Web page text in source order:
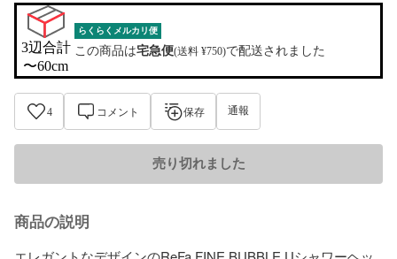
3辺合計
〜60cm
らくらくメルカリ便
この商品は宅急便(送料 ¥750)で配送されました
4 コメント 保存 通報
売り切れました
商品の説明